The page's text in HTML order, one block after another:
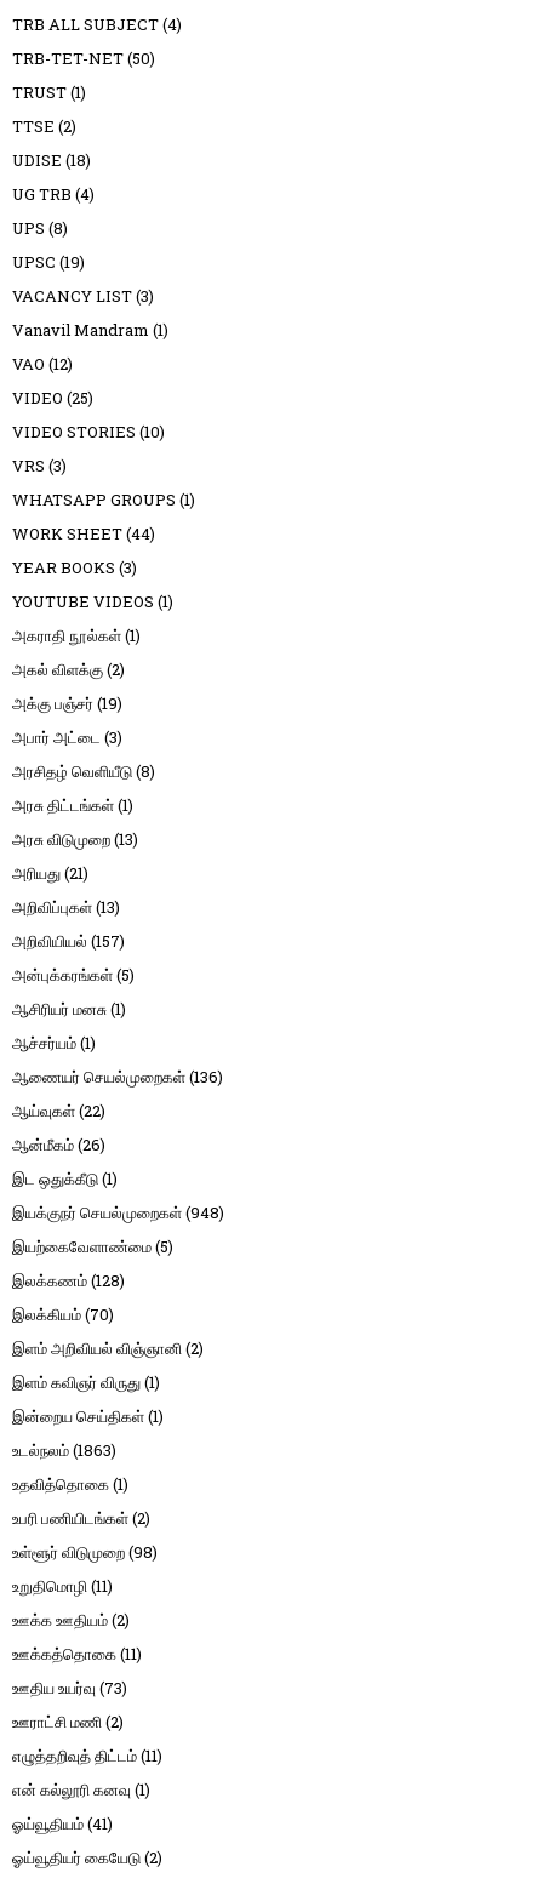
TRB ALL SUBJECT(4)
TRB-TET-NET(50)
TRUST(1)
TTSE (2)
UDISE (18)
UG TRB (4)
UPS (8)
UPSC (19)
VACANCY LIST(3)
Vanavil Mandram (1)
VAO (12)
VIDEO (25)
VIDEO STORIES (10)
VRS (3)
WHATSAPP GROUPS (1)
WORK SHEET(44)
YEAR BOOKS (3)
YOUTUBE VIDEOS (1)
அகராதி நூல்கள்(1)
அகல் விளக்கு(2)
அக்கு பஞ்சர் (19)
அபார் அட்டை (3)
அரசிதழ் வெளியீடு(8)
அரசு திட்டங்கள்(1)
அரசு விடுமுறை(13)
அரியது(21)
அறிவிப்புகள்(13)
அறிவியியல் (157)
அன்புக்கரங்கள்(5)
ஆசிரியர் மனசு(1)
ஆச்சர்யம்(1)
ஆணையர் செயல்முறைகள்(136)
ஆய்வுகள்(22)
ஆன்மீகம்(26)
இட ஒதுக்கீடு(1)
இயக்குநர் செயல்முறைகள்(948)
இயற்கைவேளாண்மை(5)
இலக்கணம்(128)
இலக்கியம்(70)
இளம் அறிவியல் விஞ்ஞானி(2)
இளம் கவிஞர் விருது(1)
இன்றைய செய்திகள்(1)
உடல்நலம்(1863)
உதவித்தொகை(1)
உபரி பணியிடங்கள்(2)
உள்ளூர் விடுமுறை(98)
உறுதிமொழி(11)
ஊக்க ஊதியம்(2)
ஊக்கத்தொகை(11)
ஊதிய உயர்வு (73)
ஊராட்சி மணி(2)
எழுத்தறிவுத் திட்டம்(11)
என் கல்லூரி கனவு (1)
ஓய்வூதியம்(41)
ஓய்வூதியர் கையேடு(2)